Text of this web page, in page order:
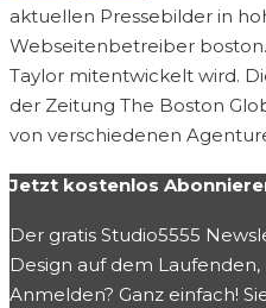
aktuellen Pressebilder in
Webseitenbetreiber
Taylor mitentwickelt wird.
der Zeitung The Boston
von verschiedenen
Jetzt kostenlos
Der gratis Studio5555
Design auf dem
Anmelden? Ganz einfach!